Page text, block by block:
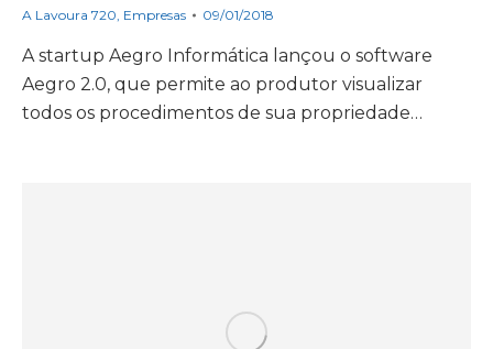
A Lavoura 720, Empresas 09/01/2018
A startup Aegro Informática lançou o software
Aegro 2.0, que permite ao produtor visualizar
todos os procedimentos de sua propriedade…